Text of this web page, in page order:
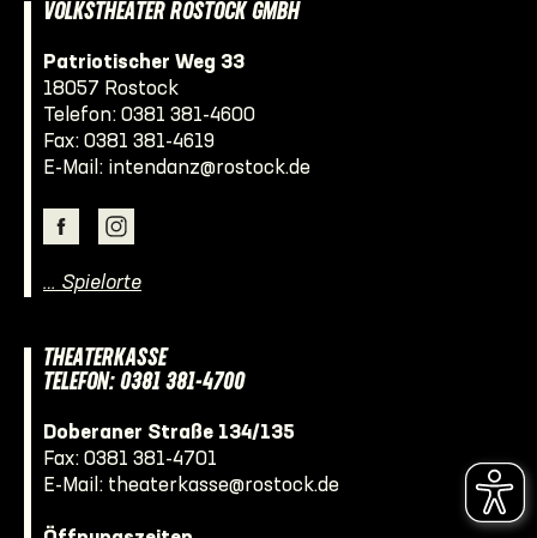
VOLKSTHEATER ROSTOCK GMBH
Patriotischer Weg 33
18057 Rostock
Telefon: 0381 381-4600
Fax: 0381 381-4619
E-Mail: intendanz@rostock.de
… Spielorte
THEATERKASSE
TELEFON: 0381 381-4700
Doberaner Straße 134/135
Fax: 0381 381-4701
E-Mail: theaterkasse@rostock.de